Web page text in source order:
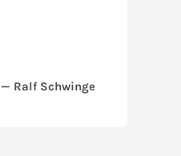
— Ralf Schwinge